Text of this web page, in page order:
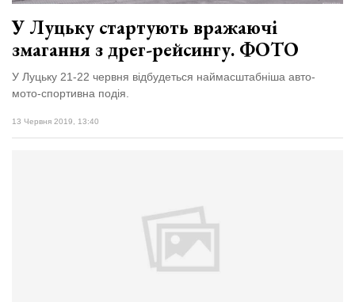
У Луцьку стартують вражаючі
змагання з дрег-рейсингу. ФОТО
У Луцьку 21-22 червня відбудеться наймасштабніша авто-
мото-спортивна подія.
13 Червня 2019, 13:40